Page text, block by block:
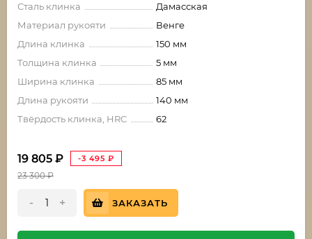
Сталь клинка
Дамасская
Материал рукояти
Венге
Длина клинка
150 мм
Толщина клинка
5 мм
Ширина клинка
85 мм
Длина рукояти
140 мм
Твёрдость клинка, HRC
62
19 805 ₽ -3 495 ₽
23 300₽
- + ЗАКАЗАТЬ